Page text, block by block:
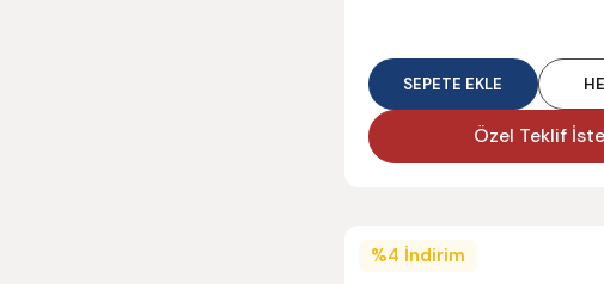
SEPETE EKLE
Özel Teklif İste
%4 İndirim